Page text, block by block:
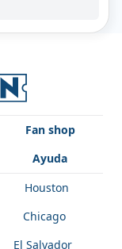
Fan shop
Ayuda
Houston
Chicago
El Salvador